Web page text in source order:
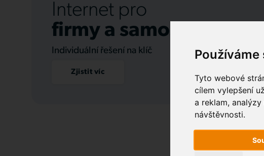
Tyto webové
cílem vylepšení
a reklam,
návštěvnosti.
Internet pro
firmy a samosprávu
Individuální řešení na klíč
Zjistit víc